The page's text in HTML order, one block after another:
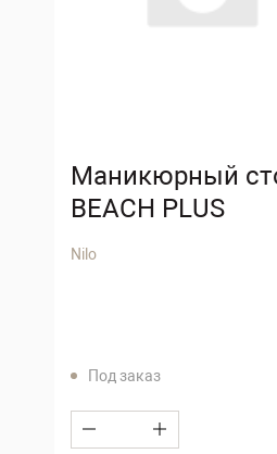
Маникюрный
BEACH PLUS
Nilo
Под заказ